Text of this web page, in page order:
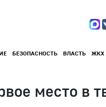
БЕЗОПАСНОСТЬ ВЛАСТЬ ЖКХ
место в